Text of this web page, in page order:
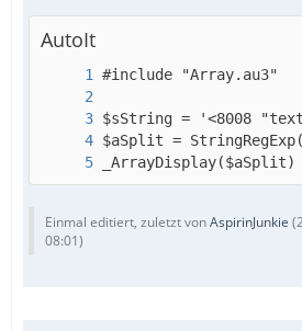
AutoIt
_ArrayDisplay($aSplit)
Einmal editiert, zuletzt vonAspirinJunkie (
08:01)